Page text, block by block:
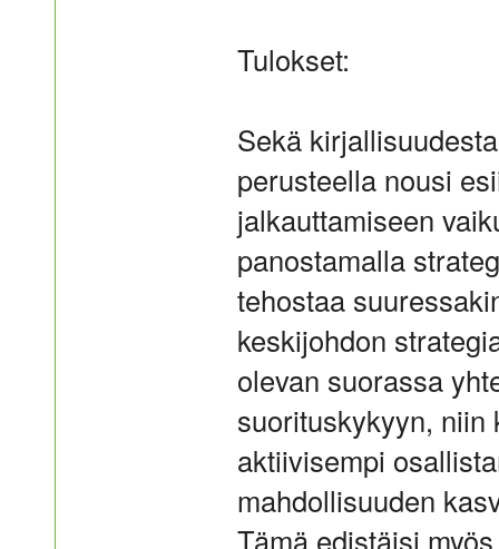
Tulokset:
Sekä
perusteella nousi
jalkauttamiseen
panostamalla
tehostaa
keskijohdon
olevan suorassa
suorituskykyyn, niin
aktiivisempi
mahdollisuuden
Tämä edistäisi